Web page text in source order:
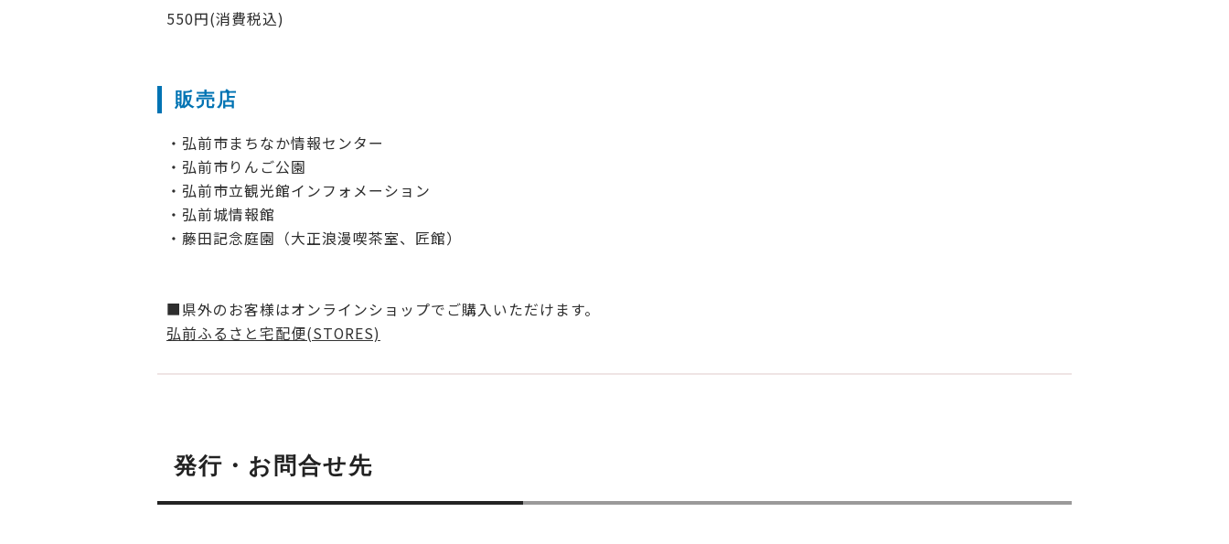
550円(消費税込)
販売店
・弘前市まちなか情報センター
・弘前市りんご公園
・弘前市立観光館インフォメーション
・弘前城情報館
・藤田記念庭園（大正浪漫喫茶室、匠館）
■県外のお客様はオンラインショップでご購入いただけます。
弘前ふるさと宅配便(STORES)
発行・お問合せ先